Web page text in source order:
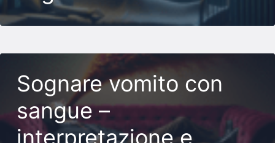
Sognare vomito con
sangue –
interpretazione e